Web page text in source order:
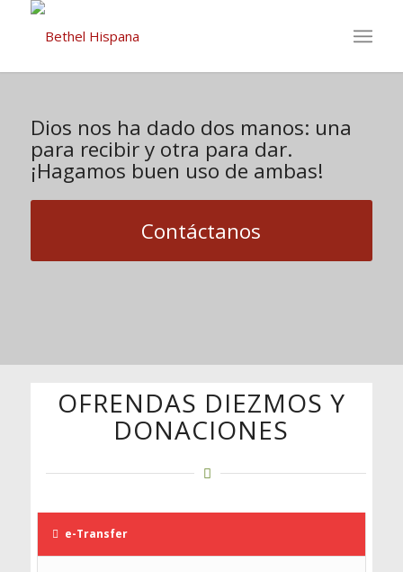
Dios nos ha dado dos manos: una
para recibir y otra para dar.
¡Hagamos buen uso de ambas!
Contáctanos
OFRENDAS DIEZMOS Y
DONACIONES
e-Transfer